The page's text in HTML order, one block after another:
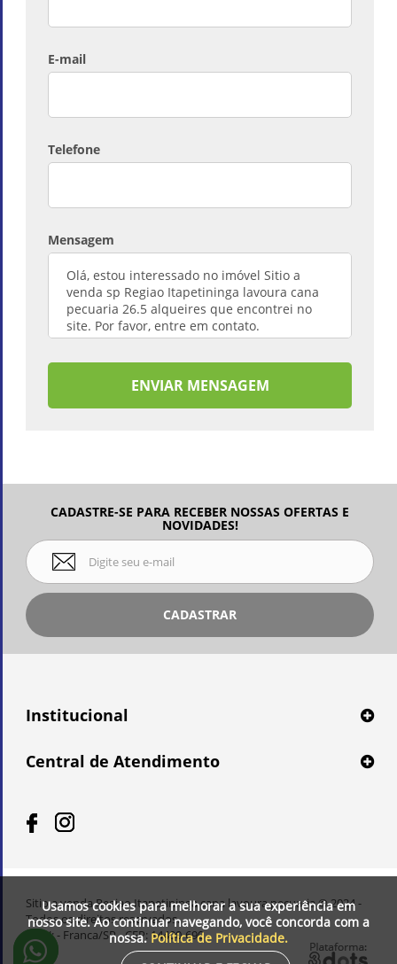
E-mail
Telefone
Mensagem
ENVIAR MENSAGEM
CADASTRE-SE PARA RECEBER NOSSAS OFERTAS E
NOVIDADES!
CADASTRAR
Institucional
Central de Atendimento
Sitio a venda Regiao Itapetininga cana lavoura pecuaria © 2024 -
Todos os direitos reservados.
CNPJ: - Franca/SP - CEP: 14400-690
Usamos cookies para melhorar a sua experiência em
nosso site. Ao continuar navegando, você concorda com a
nossa. Política de Privacidade.